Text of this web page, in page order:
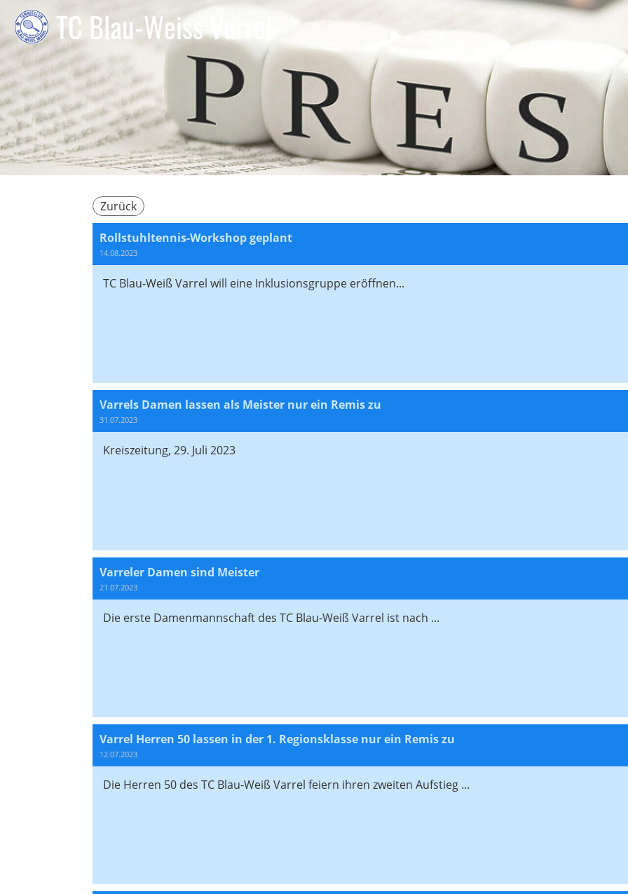
TC Blau-Weiss Varrel
Zurück
Rollstuhltennis-Workshop geplant
14.08.2023
TC Blau-Weiß Varrel will eine Inklusionsgruppe eröffnen...
Varrels Damen lassen als Meister nur ein Remis zu
31.07.2023
Kreiszeitung, 29. Juli 2023
Varreler Damen sind Meister
21.07.2023
Die erste Damenmannschaft des TC Blau-Weiß Varrel ist nach ...
Varrel Herren 50 lassen in der 1. Regionsklasse nur ein Remis zu
12.07.2023
Die Herren 50 des TC Blau-Weiß Varrel feiern ihren zweiten Aufstieg ...